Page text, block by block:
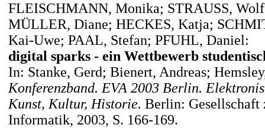
FLEISCHMANN, Monika; STRAUSS,
MÜLLER, Diane; HECKES, Katja;
Kai-Uwe; PAAL, Stefan; PFUHL, Daniel:
digital sparks - ein Wettbewerb
In: Stanke, Gerd; Bienert, Andreas;
Konferenzband. EVA 2003 Berlin.
Kunst, Kultur, Historie. Berlin: Gesellschaft
Informatik, 2003, S. 166-169.